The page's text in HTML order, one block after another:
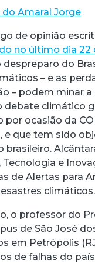
do Amaral Jorge
de opinião
no último dia 22
despreparo do
– e as
– podem minar
debate climático
por ocasião da
e que tem sido
brasileiro.
Tecnologia e
de Alertas para
climáticos.
o professor do
de São José
em Petrópolis
de falhas do
nono